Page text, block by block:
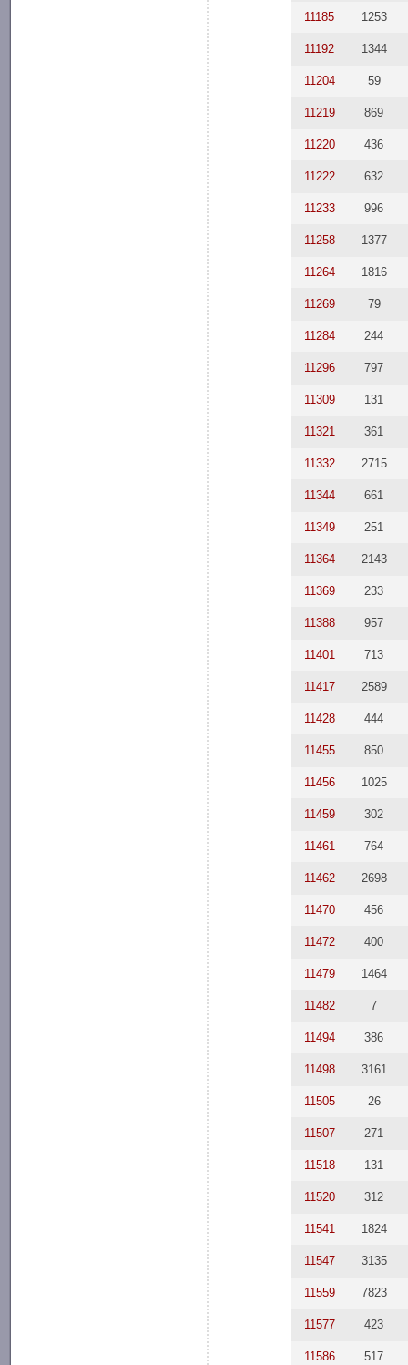
11185 1253
11192 1344
11204 59
11219 869
11220 436
11222 632
11233 996
11258 1377
11264 1816
11269 79
11284 244
11296 797
11309 131
11321 361
11332 2715
11344 661
11349 251
11364 2143
11369 233
11388 957
11401 713
11417 2589
11428 444
11455 850
11456 1025
11459 302
11461 764
11462 2698
11470 456
11472 400
11479 1464
11482 7
11494 386
11498 3161
11505 26
11507 271
11518 131
11520 312
11541 1824
11547 3135
11559 7823
11577 423
11586 517